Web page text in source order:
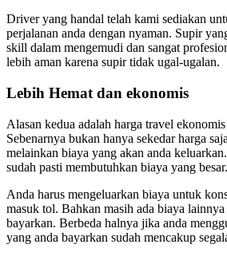
Driver yang handal telah kami sediakan
perjalanan anda dengan nyaman. Supir
skill dalam mengemudi dan sangat
lebih aman karena supir tidak ugal-ugalan.
Lebih Hemat dan ekonomis
Alasan kedua adalah harga travel
Sebenarnya bukan hanya sekedar harga
melainkan biaya yang akan anda
sudah pasti membutuhkan biaya yang besar.
Anda harus mengeluarkan biaya untuk
masuk tol. Bahkan masih ada biaya
bayarkan. Berbeda halnya jika anda
yang anda bayarkan sudah mencakup